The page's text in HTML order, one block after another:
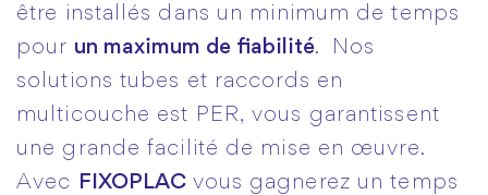
être installés dans un minimum de temps
pour un maximum de fiabilité. Nos
solutions tubes et raccords en
multicouche est PER, vous garantissent
une grande facilité de mise en œuvre.
Avec FIXOPLACvous gagnerez un temps